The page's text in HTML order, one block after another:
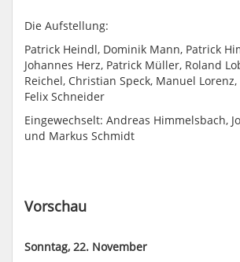
Die Aufstellung:
Patrick Heindl, Dominik Mann, Patrick
Johannes Herz, Patrick Müller, Roland
Reichel, Christian Speck, Manuel
Felix Schneider
Eingewechselt: Andreas Himmelsbach,
und Markus Schmidt
Vorschau
Sonntag, 22. November